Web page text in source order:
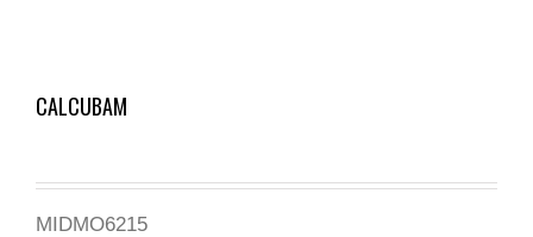
CALCUBAM
MIDMO6215